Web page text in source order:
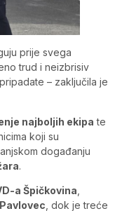
prije svega
trud i neizbrisiv
– zaključila je
najboljih ekipa te
koji su
događanju
.
a Špičkovina
, dok je treće